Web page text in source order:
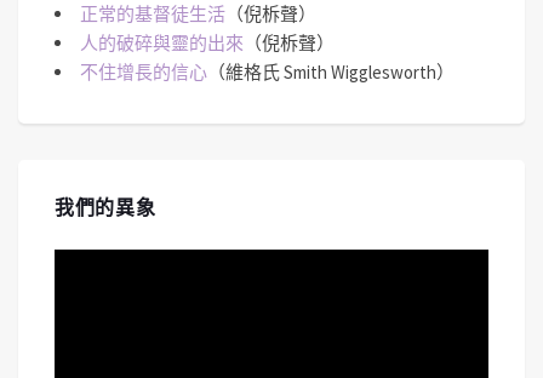
正常的基督徒生活 （倪柝聲）
人的破碎與靈的出來 （倪柝聲）
不住增長的信心 （維格氏 Smith Wigglesworth）
我們的異象